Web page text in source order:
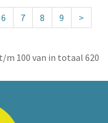
6 7 8 9
>
m 100 van in totaal 620